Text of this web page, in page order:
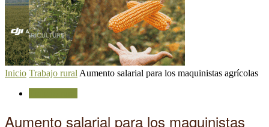
Inicio Trabajo rural Aumento salarial para los maquinistas agrícolas
Aumento salarial para los maquinistas